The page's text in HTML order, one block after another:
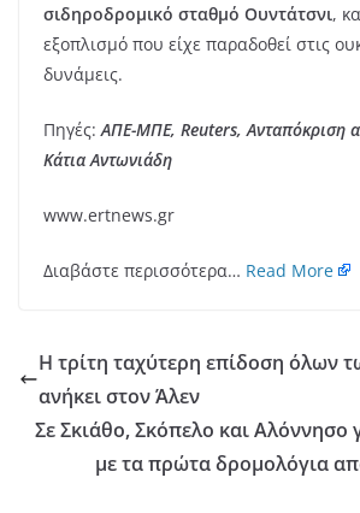
σιδηροδρομικό σταθμό Ουντάτσνι,
εξοπλισμό που είχε παραδοθεί στις
δυνάμεις.
Πηγές:ΑΠΕ-ΜΠΕ, Reuters, Ανταπόκριση
Κάτια Αντωνιάδη
www.ertnews.gr
Διαβάστε περισσότερα… Read More
Η τρίτη ταχύτερη επίδοση όλων
ανήκει στον Άλεν
Σε Σκιάθο, Σκόπελο και Αλόννησο
με τα πρώτα δρομολόγια